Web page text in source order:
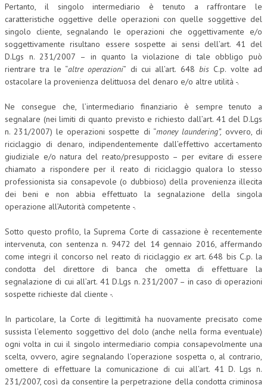
Pertanto, il singolo intermediario è tenuto a raffrontare le
caratteristiche oggettive delle operazioni con quelle soggettive del
singolo cliente, segnalando le operazioni che oggettivamente e/o
soggettivamente risultano essere sospette ai sensi dell’art. 41 del
D.Lgs n. 231/2007 – in quanto la violazione di tale obbligo può
rientrare tra le “altre operazioni” di cui all’art. 648bis C.p. volte ad
ostacolare la provenienza delittuosa del denaro e/o altre utilità -.
Ne consegue che, l’intermediario finanziario è sempre tenuto a
segnalare (nei limiti di quanto previsto e richiesto dall’art. 41 del D.Lgs
n. 231/2007) le operazioni sospette di “money laundering”,ovvero, di
riciclaggio di denaro, indipendentemente dall’effettivo accertamento
giudiziale e/o natura del reato/presupposto – per evitare di essere
chiamato a rispondere per il reato di riciclaggio qualora lo stesso
professionista sia consapevole (o dubbioso) della provenienza illecita
dei beni e non abbia effettuato la segnalazione della singola
operazione all’Autorità competente -.
Sotto questo profilo, la Suprema Corte di cassazione è recentemente
intervenuta, con sentenza n. 9472 del 14 gennaio 2016, affermando
come integri il concorso nel reato di riciclaggio exart. 648 bis C.p. la
condotta del direttore di banca che ometta di effettuare la
segnalazione di cui all’art. 41 D.Lgs n. 231/2007 – in caso di operazioni
sospette richieste dal cliente -.
In particolare, la Corte di legittimità ha nuovamente precisato come
sussista l’elemento soggettivo del dolo (anche nella forma eventuale)
ogni volta in cui il singolo intermediario compia consapevolmente una
scelta, ovvero, agire segnalando l’operazione sospetta o, al contrario,
omettere di effettuare la comunicazione di cui all’art. 41 D. Lgs n.
231/2007, così da consentire la perpetrazione della condotta criminosa